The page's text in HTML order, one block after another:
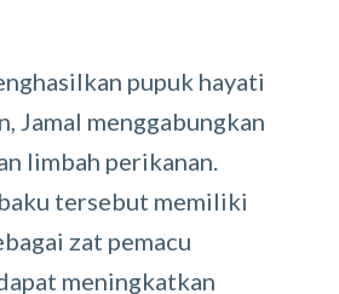
pupuk hayati
Jamal menggabungkan
limbah perikanan.
tersebut memiliki
zat pemacu
meningkatkan